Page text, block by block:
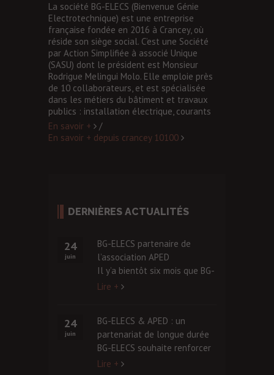
La société BG-ELECS (Bienvenue Génie
Electrotechnique) est une entreprise
française fondée en 2016 à Crancey, où
réside son siège social. C’est une Société
par Action Simplifiée à associé Unique
(SASU) dont le président est Monsieur
Rodrigue Melingui Molo. Elle emploie près
de 10 collaborateurs, et est spécialisée
dans les métiers du bâtiment et travaux
publics : installation électrique, courants
faibles et forts
maintenance, laréalisation des salles de
cuisines complètes
En savoir +
/
En savoir + depuis crancey 10100
DERNIÈRES ACTUALITÉS
24
juin
BG-ELECS partenaire de
l’association APED
Il y’a bientôt six mois que BG-
ELECS rejoignait L’Association
Communautaire (APED), créée
pour mettre en œuvre des
projets essentiellement
communautaires, dans une
Lire +
24
juin
BG-ELECS & APED : un
partenariat de longue durée
BG-ELECS souhaite renforcer
son partenariat avec
Lire +